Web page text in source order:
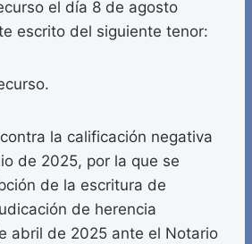
el día 8 de agosto
escrito del siguiente tenor:
la calificación negativa
de 2025, por la que se
de la escritura de
de herencia
abril de 2025 ante el Notario